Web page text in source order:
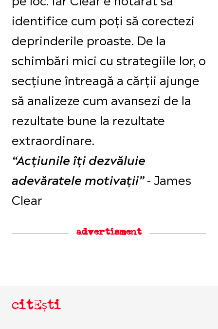
identifice cum poți să corectezi
deprinderile proaste. De la
schimbări mici cu strategiile lor, o
secțiune întreagă a cărții ajunge
să analizeze cum avansezi de la
rezultate bune la rezultate
extraordinare.
“Acțiunile îți dezvăluie
adevăratele motivații”- James
Clear
advertisment
citEști